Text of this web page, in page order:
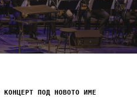
КОНЦЕРТ ПОД НОВОТО ИМЕ